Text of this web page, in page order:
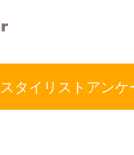
スタイリストアンケ